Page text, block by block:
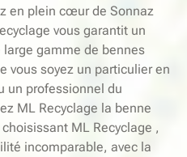
en plein cœur de Sonnaz
vous garantit un
gamme de bennes
vous soyez un particulier en
un professionnel du
ML Recyclage la benne
ML Recyclage ,
incomparable, avec la